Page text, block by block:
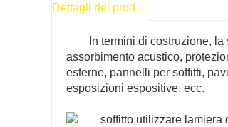
Dettagli del prodotto
In termini di costruzione,
assorbimento acustico,
esterne, pannelli per soffitti,
esposizioni espositive, ecc.